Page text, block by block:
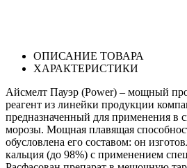
ОПИСАНИЕ ТОВАРА
ХАРАКТЕРИСТИКИ
Айсмелт Пауэр (Power) – мощный
реагент из линейки продукции
предназначенный для применения в
морозы. Мощная плавящая
обусловлена его составом: он
кальция (до 98%) с применением